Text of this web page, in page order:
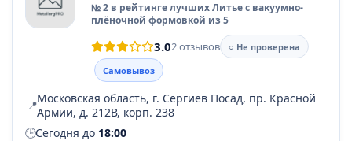
№ 2 в рейтинге лучших Литье с вакуумно-
плёночной формовкой из 5
3.02 отзывов
○ Не проверена
Самовывоз
📍Московская область, г. Сергиев Посад, пр. Красной
Армии, д. 212В, корп. 238
🕒Сегодня до 18:00